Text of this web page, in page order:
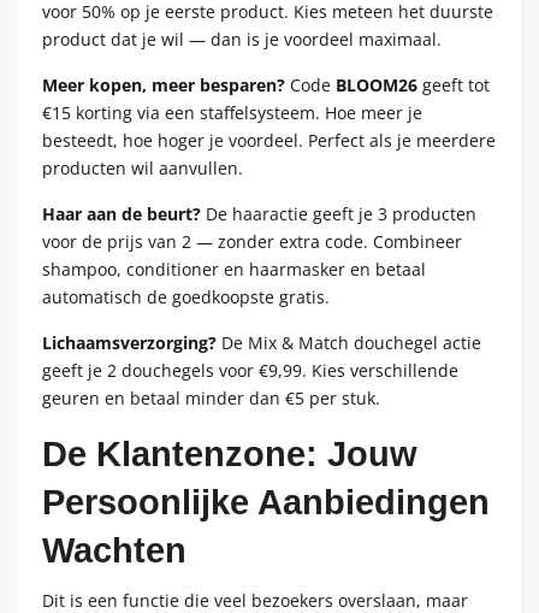
voor 50% op je eerste product. Kies meteen het duurste
product dat je wil — dan is je voordeel maximaal.
Meer kopen, meer besparen? Code BLOOM26 geeft tot
€15 korting via een staffelsysteem. Hoe meer je
besteedt, hoe hoger je voordeel. Perfect als je meerdere
producten wil aanvullen.
Haar aan de beurt? De haaractie geeft je 3 producten
voor de prijs van 2 — zonder extra code. Combineer
shampoo, conditioner en haarmasker en betaal
automatisch de goedkoopste gratis.
Lichaamsverzorging? De Mix & Match douchegel actie
geeft je 2 douchegels voor €9,99. Kies verschillende
geuren en betaal minder dan €5 per stuk.
De Klantenzone: Jouw
Persoonlijke Aanbiedingen
Wachten
Dit is een functie die veel bezoekers overslaan, maar